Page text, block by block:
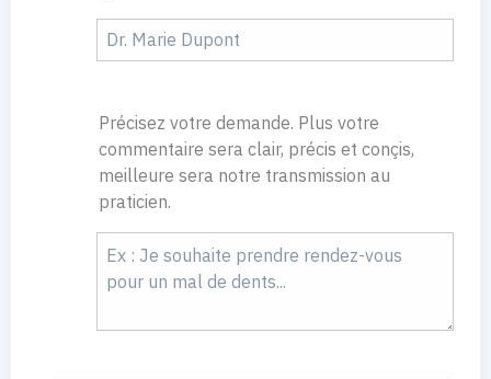
Précisez votre demande. Plus votre
commentaire sera clair, précis et conçis,
meilleure sera notre transmission au
praticien.